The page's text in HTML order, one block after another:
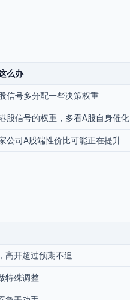
么办
信号多分配一些决策权重
股信号的权重，多看A股自身催化
公司A股端性价比可能正在提升
高开超过预期不追
特殊调整